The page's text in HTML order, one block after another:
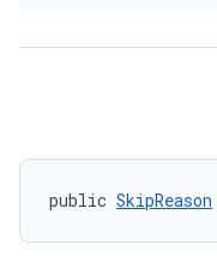
public SkipReason